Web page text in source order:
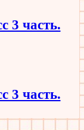
3 часть.
3 часть.